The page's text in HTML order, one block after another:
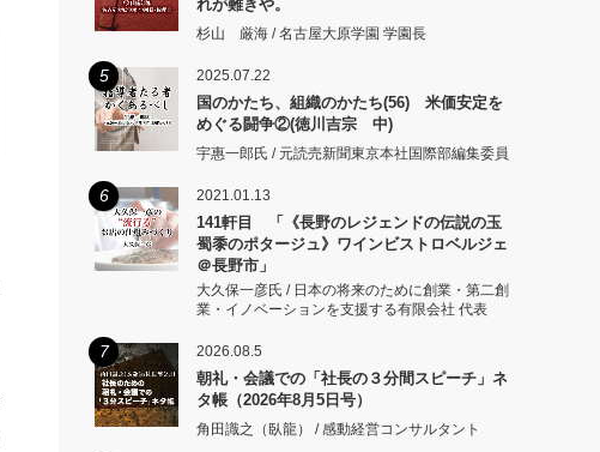
れが難きや。
杉山 厳海 / 名古屋大原学園 学園長
5 2025.07.22
国のかたち、組織のかたち(56) 米価安定を
めぐる闘争②(徳川吉宗 中)
宇惠一郎氏 / 元読売新聞東京本社国際部編集委員
6 2021.01.13
141軒目 「《長野のレジェンドの伝説の玉
蜀黍のポタージュ》ワインビストロベルジェ
＠長野市」
大久保一彦氏 / 日本の将来のために創業・第二創
業・イノベーションを支援する有限会社 代表
7 2026.08.5
朝礼・会議での「社長の３分間スピーチ」ネ
タ帳（2026年8月5日号）
角田識之（臥龍） / 感動経営コンサルタント